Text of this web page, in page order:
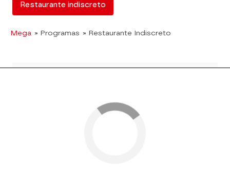
Restaurante indiscreto
Mega » Programas » Restaurante Indiscreto